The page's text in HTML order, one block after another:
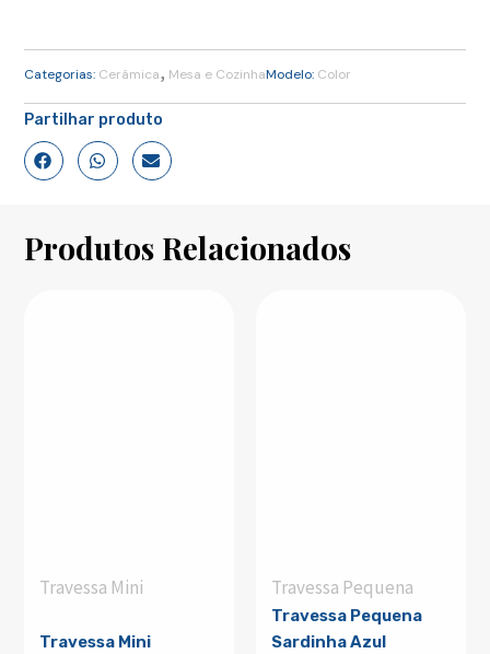
Categorias: Cerâmica, Mesa e CozinhaModelo: Color
Partilhar produto
Produtos Relacionados
Travessa Mini
Travessa Mini
Travessa Pequena
Travessa Pequena
Sardinha Azul